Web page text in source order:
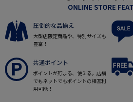
ONLINE STORE
圧倒的な品揃え
大型店限定商品や、特別サイズも
豊富！
共通ポイント
ポイントが貯まる、使える。店舗
でもネットでもポイントの相互利
用可能！